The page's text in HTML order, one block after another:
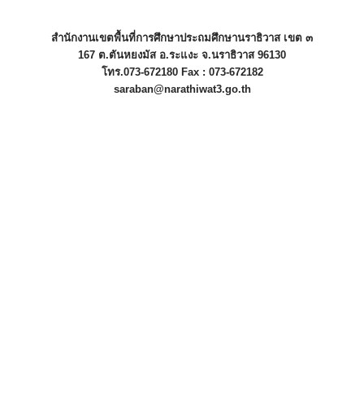
สำนักงานเขตพื้นที่การศึกษาประถมศึกษานราธิวาส เขต ๓
167 ต.ตันหยงมัส อ.ระแงะ จ.นราธิวาส 96130
โทร.073-672180 Fax : 073-672182
saraban@narathiwat3.go.th